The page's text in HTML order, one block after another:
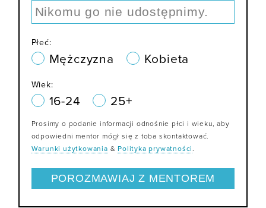
Płeć:
Mężczyzna Kobieta
Wiek:
16-24 25+
Prosimy o podanie informacji odnośnie płci i wieku, aby
odpowiedni mentor mógł się z toba skontaktować.
Warunki użytkowania & Polityka prywatności.